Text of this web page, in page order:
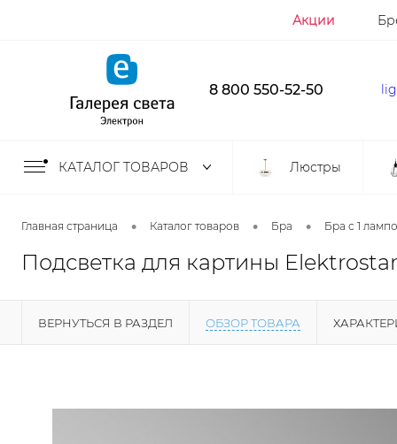
Акции
8 800 550-52-50
КАТАЛОГ ТОВАРОВ Люстры
Главная страница • Каталог товаров • Бра • Бра с 1
Подсветка для картины
ВЕРНУТЬСЯ В РАЗДЕЛ ОБЗОР ТОВАРА